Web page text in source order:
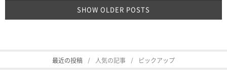
SHOW OLDER POSTS
最近の投稿 人気の記事 ピックアップ